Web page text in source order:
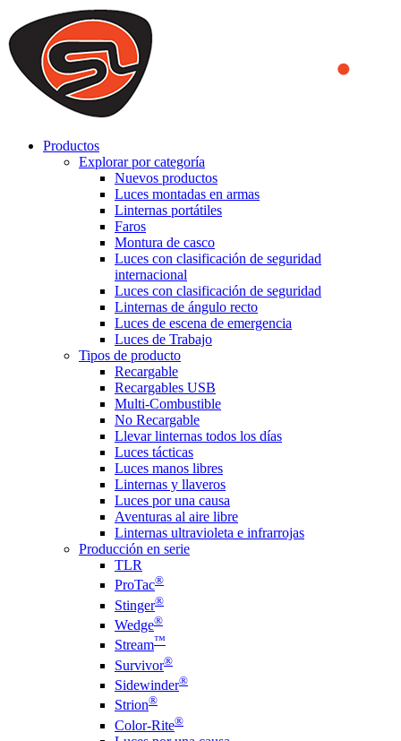
We use cookies to ensure that we provide you the best experience
on our website. By continuing to browse this website, you accept
that cookies are used to help us analyze how the website is used and
to offer you a better experience. To learn more or to find out how
you can disable cookies, you can access our
Productos
Explorar por categoría
Nuevos productos
Luces montadas en armas
Linternas portátiles
Faros
Montura de casco
Luces con clasificación de seguridad
internacional
Luces con clasificación de seguridad
Linternas de ángulo recto
Luces de escena de emergencia
Luces de Trabajo
Tipos de producto
Recargable
Recargables USB
Multi-Combustible
No Recargable
Llevar linternas todos los días
Luces tácticas
Luces manos libres
Linternas y llaveros
Luces por una causa
Aventuras al aire libre
Linternas ultravioleta e infrarrojas
Producción en serie
TLR
ProTac®
Stinger®
Wedge®
Stream™
Survivor®
Sidewinder®
Strion®
Color-Rite®